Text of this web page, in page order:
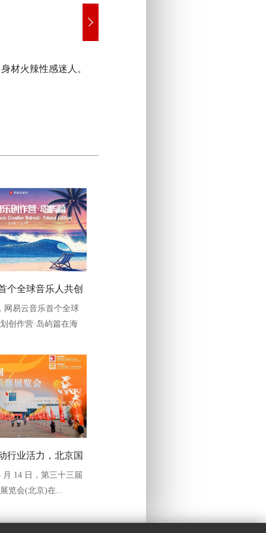
材火辣性感迷人。
个全球音乐人共创
岛屿篇”正式启动
易云音乐首个全球
创作营·岛屿篇在海
行业活力，北京国
乐器产业新态势
14 日，第三十三届
览会(北京)在...